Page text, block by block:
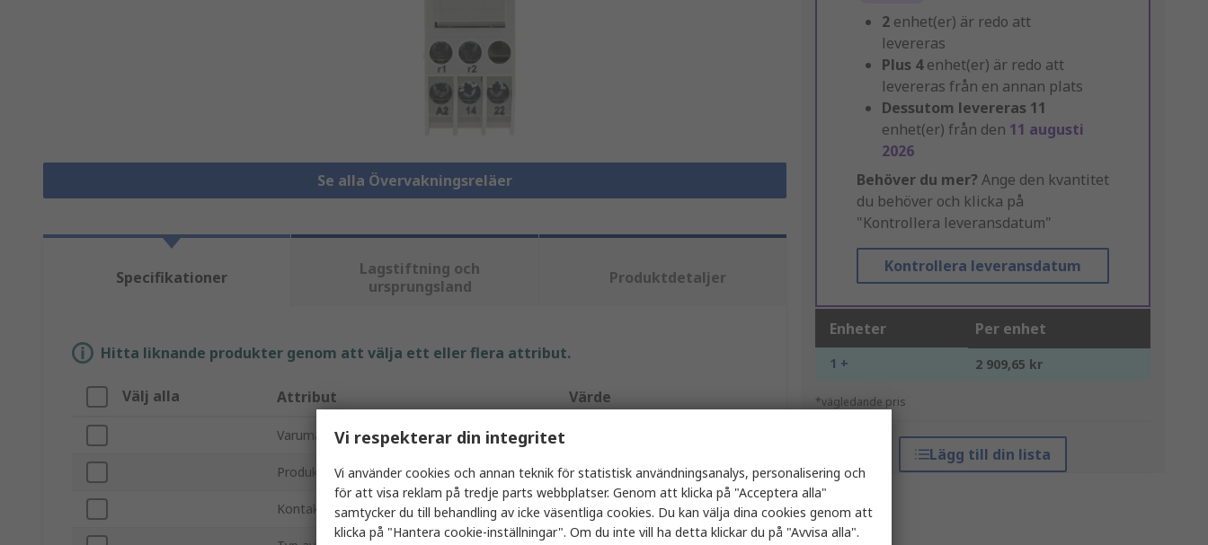
Se alla Övervakningsreläer
2 enhet(er) är redo att
levereras
Plus 4enhet(er) är redo att
levereras från en annan plats
Dessutom levereras 11
enhet(er) från den 11 augusti
2026
Behöver du mer? Ange den kvantitet
du behöver och klicka på
"Kontrollera leveransdatum"
Kontrollera leveransdatum
Enheter Per enhet
1 + 2 909,65 kr
*vägledande pris
Lägg till din lista
Specifikationer
Lagstiftning och
ursprungsland
Produktdetaljer
Hitta liknande produkter genom att välja ett eller flera attribut.
Välj alla Attribut Värde
Varumärke
Produkttyp Övervakningsrelä
Kontaktkonfiguration DPST
Vi respekterar din integritet
Vi använder cookies och annan teknik för statistisk användningsanalys, personalisering och
för att visa reklam på tredje parts webbplatser. Genom att klicka på "Acceptera alla"
samtycker du till behandling av icke väsentliga cookies. Du kan välja dina cookies genom att
klicka på "Hantera cookie-inställningar". Om du inte vill ha detta klickar du på "Avvisa alla".